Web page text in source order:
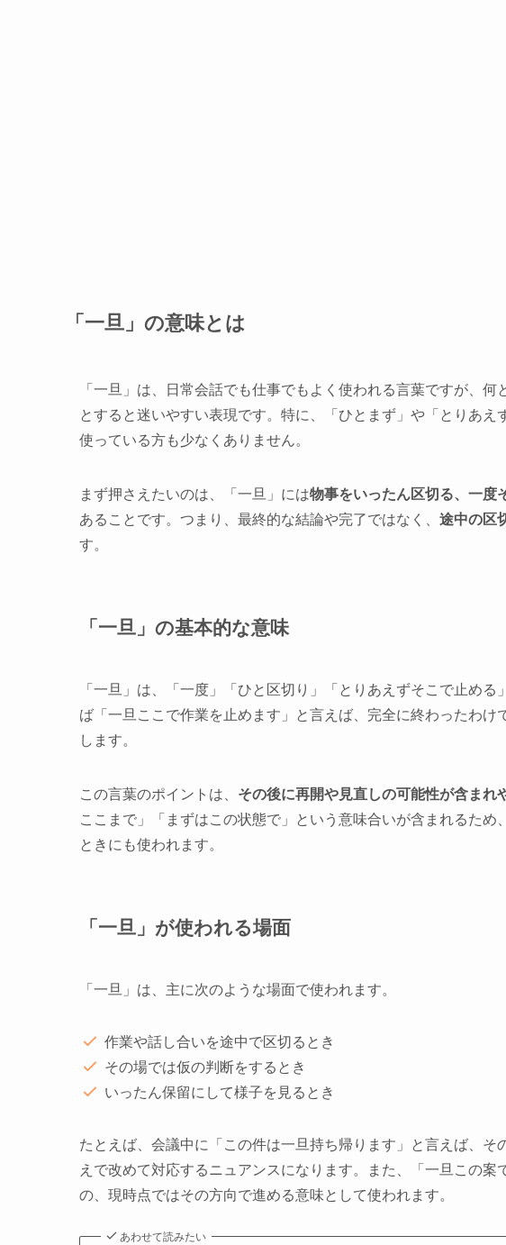
「一旦」の意味とは
「一旦」は、日常会話でも仕事でもよく使われる言葉ですが、
とすると迷いやすい表現です。特に、「ひとまず」や「とりあ
使っている方も少なくありません。
まず押さえたいのは、「一旦」には物事をいったん区切る、一度
あることです。つまり、最終的な結論や完了ではなく、 途中の区
す。
「一旦」の基本的な意味
「一旦」は、「一度」「ひと区切り」「とりあえずそこで止め
ば「一旦ここで作業を止めます」と言えば、完全に終わったわ
します。
この言葉のポイントは、 その後に再開や見直しの可能性が含まれ
ここまで」「まずはこの状態で」という意味合いが含まれるた
ときにも使われます。
「一旦」が使われる場面
「一旦」は、主に次のような場面で使われます。
作業や話し合いを途中で区切るとき
その場では仮の判断をするとき
いったん保留にして様子を見るとき
たとえば、会議中に「この件は一旦持ち帰ります」と言えば、
えで改めて対応するニュアンスになります。また、「一旦この
の、現時点ではその方向で進める意味として使われます。
あわせて読みたい